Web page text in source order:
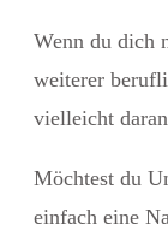
Wenn du dich
weiterer
vielleicht
Möchtest du
einfach eine